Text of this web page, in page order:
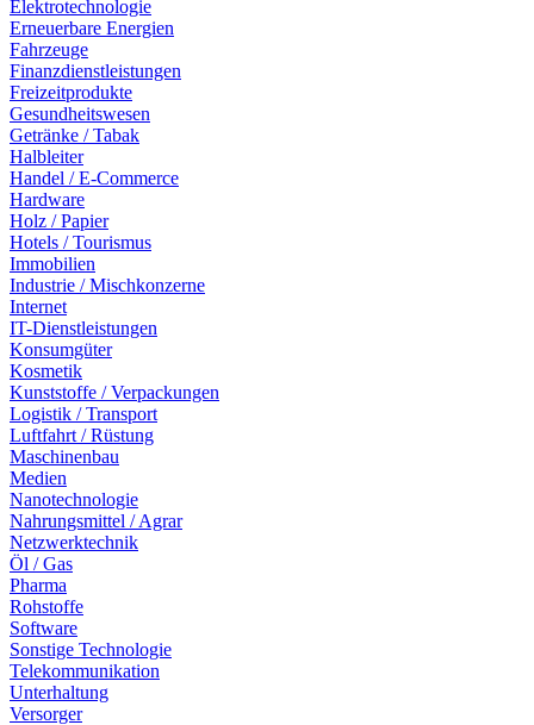
Elektrotechnologie
Erneuerbare Energien
Fahrzeuge
Finanzdienstleistungen
Freizeitprodukte
Gesundheitswesen
Getränke / Tabak
Halbleiter
Handel / E-Commerce
Hardware
Holz / Papier
Hotels / Tourismus
Immobilien
Industrie / Mischkonzerne
Internet
IT-Dienstleistungen
Konsumgüter
Kosmetik
Kunststoffe / Verpackungen
Logistik / Transport
Luftfahrt / Rüstung
Maschinenbau
Medien
Nanotechnologie
Nahrungsmittel / Agrar
Netzwerktechnik
Öl / Gas
Pharma
Rohstoffe
Software
Sonstige Technologie
Telekommunikation
Unterhaltung
Versorger